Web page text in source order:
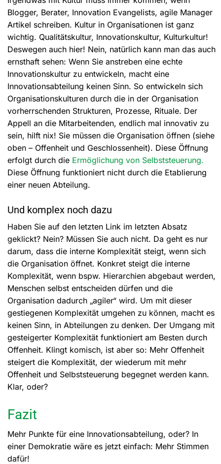
Blogger, Berater, Innovation Evangelists, agile Manager
Artikel schreiben. Kultur in Organisationen ist ganz
wichtig. Qualitätskultur, Innovationskultur, Kulturkultur!
Deswegen auch hier! Nein, natürlich kann man das auch
ernsthaft sehen: Wenn Sie anstreben eine echte
Innovationskultur zu entwickeln, macht eine
Innovationsabteilung keinen Sinn. So entwickeln sich
Organisationskulturen durch die in der Organisation
vorherrschenden Strukturen, Prozesse, Rituale. Der
Appell an die Mitarbeitenden, endlich mal innovativ zu
sein, hilft nix! Sie müssen die Organisation öffnen (siehe
oben – Offenheit und Geschlossenheit). Diese Öffnung
erfolgt durch die Ermöglichung von Selbststeuerung.
Diese Öffnung funktioniert nicht durch die Etablierung
einer neuen Abteilung.
Und komplex noch dazu
Haben Sie auf den letzten Link im letzten Absatz
geklickt? Nein? Müssen Sie auch nicht. Da geht es nur
darum, dass die interne Komplexität steigt, wenn sich
die Organisation öffnet. Konkret steigt die interne
Komplexität, wenn bspw. Hierarchien abgebaut werden,
Menschen selbst entscheiden dürfen und die
Organisation dadurch „agiler“ wird. Um mit dieser
gestiegenen Komplexität umgehen zu können, macht es
keinen Sinn, in Abteilungen zu denken. Der Umgang mit
gesteigerter Komplexität funktioniert am Besten durch
Offenheit. Klingt komisch, ist aber so: Mehr Offenheit
steigert die Komplexität, der wiederum mit mehr
Offenheit und Selbststeuerung begegnet werden kann.
Klar, oder?
Fazit
Mehr Punkte für eine Innovationsabteilung, oder? In
einer Demokratie wäre es jetzt einfach: Mehr Stimmen
dafür!